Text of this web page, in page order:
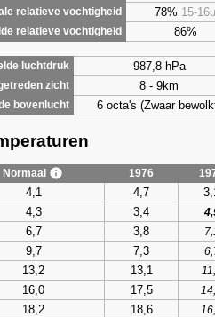
relatieve vochtigheid 78% 15-16u
relatieve vochtigheid 86%
luchtdruk 987,8 hPa
zicht 8 - 9km
bovenlucht 6 octa's (Zwaar
Normaal 1976
4,1 4,7
4,3 3,4
6,7 3,8
9,7 7,3
13,2 13,1
16,0 17,5
18,2 18,6